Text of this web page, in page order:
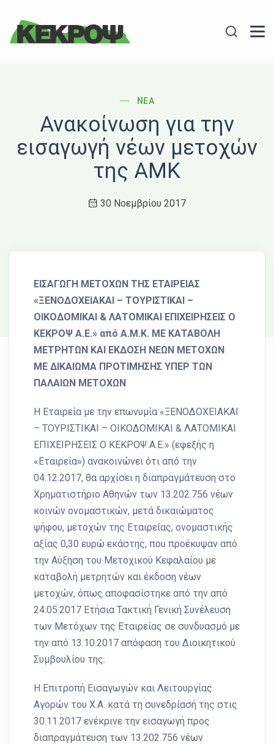
Header Logo Search
POST CATEGORY
ΝΈΑ
Ανακοίνωση για την
εισαγωγή νέων μετοχών
της ΑΜΚ
30 Νοεμβρίου 2017
ΕΙΣΑΓΩΓΗ ΜΕΤΟΧΩΝ ΤΗΣ ΕΤΑΙΡΕΙΑΣ
«ΞΕΝΟΔΟΧΕΙΑΚΑΙ – ΤΟΥΡΙΣΤΙΚΑΙ –
ΟΙΚΟΔΟΜΙΚΑΙ & ΛΑΤΟΜΙΚΑΙ ΕΠΙΧΕΙΡΗΣΕΙΣ Ο
ΚΕΚΡΟΨ Α.Ε.» από Α.Μ.Κ. ΜΕ ΚΑΤΑΒΟΛΗ
ΜΕΤΡΗΤΩΝ ΚΑΙ ΕΚΔΟΣΗ ΝΕΩΝ ΜΕΤΟΧΩΝ
ΜΕ ΔΙΚΑΙΩΜΑ ΠΡΟΤΙΜΗΣΗΣ ΥΠΕΡ ΤΩΝ
ΠΑΛΑΙΩΝ ΜΕΤΟΧΩΝ
Η Εταιρεία με την επωνυμία «ΞΕΝΟΔΟΧΕΙΑΚΑΙ
– ΤΟΥΡΙΣΤΙΚΑΙ – ΟΙΚΟΔΟΜΙΚΑΙ & ΛΑΤΟΜΙΚΑΙ
ΕΠΙΧΕΙΡΗΣΕΙΣ Ο ΚΕΚΡΟΨ Α.Ε.» (εφεξής η
«Εταιρεία») ανακοινώνει ότι από την
04.12.2017, θα αρχίσει η διαπραγμάτευση στο
Χρηματιστήριο Αθηνών των 13.202.756 νέων
κοινών ονομαστικών, μετά δικαιώματος
ψήφου, μετοχών της Εταιρείας, ονομαστικής
αξίας 0,30 ευρώ εκάστης, που προέκυψαν από
την Αύξηση του Μετοχικού Κεφαλαίου με
καταβολή μετρητών και έκδοση νέων
μετοχών, όπως αποφασίστηκε από την από
24.05.2017 Ετήσια Τακτική Γενική Συνέλευση
των Μετόχων της Εταιρείας σε συνδυασμό με
την από 13.10.2017 απόφαση του Διοικητικού
Συμβουλίου της.
Η Επιτροπή Εισαγωγών και Λειτουργίας
Αγορών του Χ.Α. κατά τη συνεδρίασή της στις
30.11.2017 ενέκρινε την εισαγωγή προς
διαπραγμάτευση των 13.202.756 νέων